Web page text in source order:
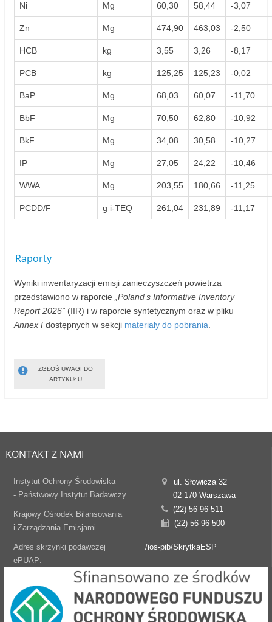
Ni Mg 60,30 58,44 -3,07
Zn Mg 474,90 463,03 -2,50
HCB kg 3,55 3,26 -8,17
PCB kg 125,25 125,23 -0,02
BaP Mg 68,03 60,07 -11,70
BbF Mg 70,50 62,80 -10,92
BkF Mg 34,08 30,58 -10,27
IP Mg 27,05 24,22 -10,46
WWA Mg 203,55 180,66 -11,25
PCDD/F g i-TEQ 261,04 231,89 -11,17
Raporty
Wyniki inwentaryzacji emisji zanieczyszczeń powietrza
przedstawiono w raporcie
„Poland’s Informative Inventory
Report 2026” (IIR) i w raporcie syntetycznym oraz w pliku
Annex I dostępnych w sekcji materiały do pobrania
ZGŁOŚ UWAGI DO
ARTYKUŁU
KONTAKT Z NAMI
Instytut Ochrony Środowiska
- Państwowy Instytut Badawczy
Krajowy Ośrodek Bilansowania
i Zarządzania Emisjami
ul. Słowicza 32
02-170 Warszawa
(22) 56-96-511
(22) 56-96-500
Adres skrzynki podawczej
ePUAP:
/ios-pib/SkrytkaESP